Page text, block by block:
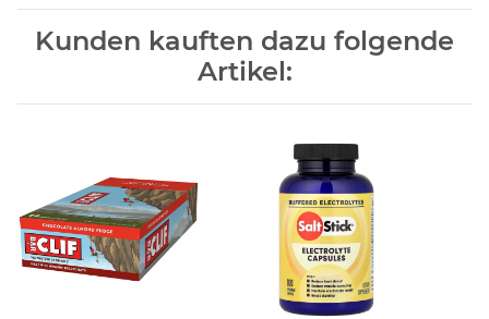
Kunden kauften dazu folgende
Artikel: